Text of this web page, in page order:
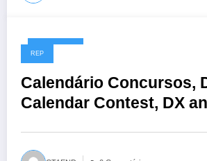
16/03/2020
REP
Calendário Concursos,
Calendar Contest, DX